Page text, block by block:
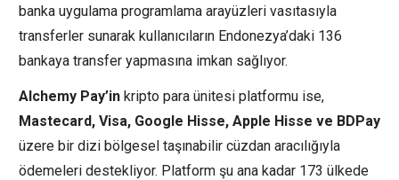
banka uygulama programlama arayüzleri vasıtasıyla
transferler sunarak kullanıcıların Endonezya’daki 136
bankaya transfer yapmasına imkan sağlıyor.
Alchemy Pay’in kripto para ünitesi platformu ise,
Mastecard, Visa, Google Hisse, Apple Hisse ve BDPay
üzere bir dizi bölgesel taşınabilir cüzdan aracılığıyla
ödemeleri destekliyor. Platform şu ana kadar 173 ülkede